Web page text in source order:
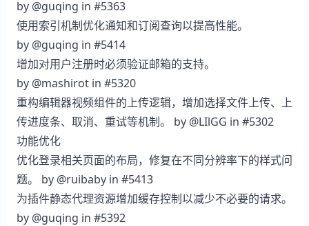
by @guqing in #5363
使用索引机制优化通知和订阅查询以提高性能。
by @guqing in #5414
增加对用户注册时必须验证邮箱的支持。
by @mashirot in #5320
重构编辑器视频组件的上传逻辑，增加选择文件上传、上
传进度条、取消、重试等机制。 by @LIlGG in #5302
功能优化
优化登录相关页面的布局，修复在不同分辨率下的样式问
题。 by @ruibaby in #5413
为插件静态代理资源增加缓存控制以减少不必要的请求。
by @guqing in #5392